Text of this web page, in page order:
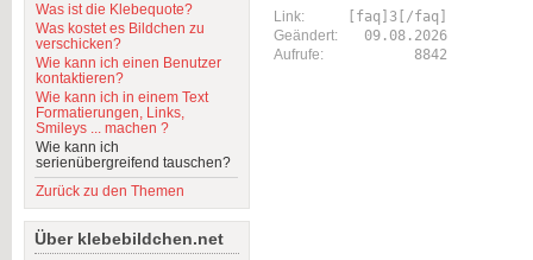
Was ist die Klebequote?
Was kostet es Bildchen zu
verschicken?
Wie kann ich einen Benutzer
kontaktieren?
Wie kann ich in einem Text
Formatierungen, Links,
Smileys ... machen ?
Wie kann ich
serienübergreifend tauschen?
Zurück zu den Themen
Über klebebildchen.net
Link:
[faq]3[/faq]
Geändert:
09.08.2026
Aufrufe:
8842